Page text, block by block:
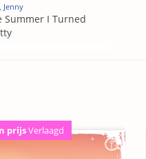
Jenny
Summer I Turned
prijsVerlaagd